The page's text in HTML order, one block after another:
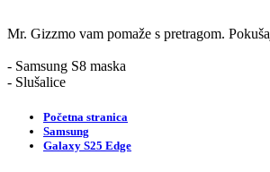
Mr. Gizzmo vam pomaže s pretragom.
- Samsung S8 maska
- Slušalice
Početna stranica
Samsung
Galaxy S25 Edge